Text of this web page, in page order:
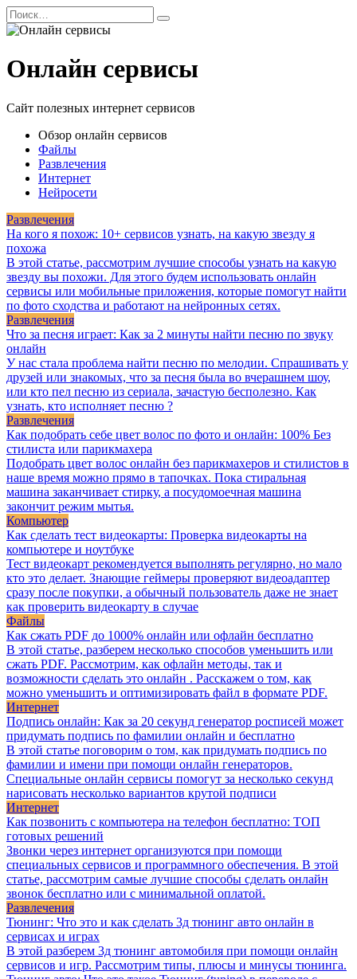
Перейти
к
Search
for:
Онлайн сервисы
Сайт полезных интернет сервисов
Обзор онлайн сервисов
Файлы
Развлечения
Интернет
Нейросети
Развлечения
На кого я похож: 10+ сервисов узнать, на какую звезду я
похожа
В этой статье, рассмотрим лучшие способы узнать на какую
звезду вы похожи. Для этого будем использовать онлайн
сервисы или мобильные приложения, которые помогут найти
по фото сходства и работают на нейронных сетях.
Развлечения
Что за песня играет: Как за 2 минуты найти песню по звуку
онлайн
У нас стала проблема найти песню по мелодии. Спрашивать у
друзей или знакомых, что за песня была во вчерашнем шоу,
или кто пел песню из сериала, зачастую бесполезно. Как
узнать, кто исполняет песню ?
Развлечения
Как подобрать себе цвет волос по фото и онлайн: 100% Без
стилиста или парикмахера
Подобрать цвет волос онлайн без парикмахеров и стилистов в
наше время можно прямо в тапочках. Пока стиральная
машина заканчивает стирку, а посудомоечная машина
закончит режим мытья.
Компьютер
Как сделать тест видеокарты: Проверка видеокарты на
компьютере и ноутбуке
Тест видеокарт рекомендуется выполнять регулярно, но мало
кто это делает. Знающие геймеры проверяют видеоадаптер
сразу после покупки, а обычный пользователь даже не знает
как проверить видеокарту в случае
Файлы
Как сжать PDF до 1000% онлайн или офлайн бесплатно
В этой статье, разберем несколько способов уменьшить или
сжать PDF. Рассмотрим, как офлайн методы, так и
возможности сделать это онлайн . Расскажем о том, как
можно уменьшить и оптимизировать файл в формате PDF.
Интернет
Подпись онлайн: Как за 20 секунд генератор росписей может
придумать подпись по фамилии онлайн и бесплатно
В этой статье поговорим о том, как придумать подпись по
фамилии и имени при помощи онлайн генераторов.
Специальные онлайн сервисы помогут за несколько секунд
нарисовать несколько вариантов крутой подписи
Интернет
Как позвонить с компьютера на телефон бесплатно: ТОП
готовых решений
Звонки через интернет организуются при помощи
специальных сервисов и программного обеспечения. В этой
статье, рассмотрим самые лучшие способы сделать онлайн
звонок бесплатно или с минимальной оплатой.
Развлечения
Тюнинг: Что это и как сделать 3д тюнинг авто онлайн в
сервисах и играх
В этой разберем 3д тюнинг автомобиля при помощи онлайн
сервисов и игр. Рассмотрим типы, плюсы и минусы тюнинга.